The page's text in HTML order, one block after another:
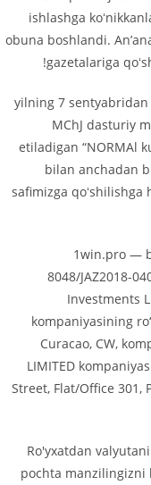
ishlashga
obuna boshlandi.
gazetalariga
2015 yilning 7
MChJ dasturiy
etiladigan “NORMAl
bilan anchadan
safimizga
1win.pro —
8048/JAZ2018-
Investments
kompaniyasining
Curacao, CW,
LIMITED
Street, Flat/Office 301,
Ro'yxatdan
pochta manzilingizni